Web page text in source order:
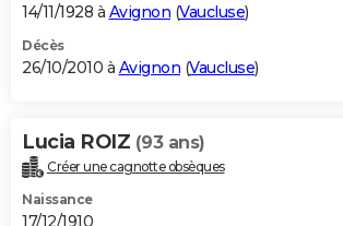
14/11/1928 à Avignon (Vaucluse)
Décès
26/10/2010 à Avignon (Vaucluse)
Lucia ROIZ (93 ans)
Créer une cagnotte obsèques
Naissance